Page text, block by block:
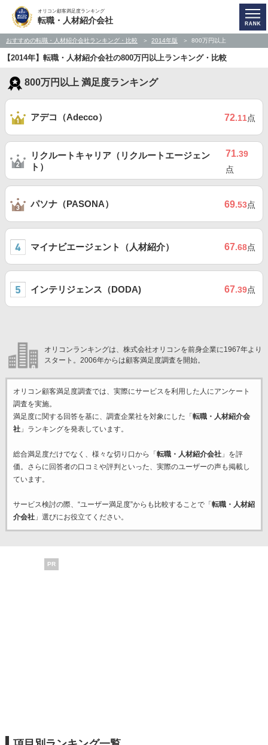
オリコン顧客満足度ランキング
転職・人材紹介会社
おすすめの転職・人材紹介会社ランキング・比較 2014年版 800万円以上
【2014年】転職・人材紹介会社の800万円以上ランキング・比較
800万円以上 満足度ランキング
アデコ（Adecco） 72.11点
リクルートキャリア（リクルートエージェン
ト）
71.39
点
パソナ（PASONA） 69.53点
マイナビエージェント（人材紹介） 67.68点
インテリジェンス（DODA) 67.39点
オリコンランキングは、株式会社オリコンを前身企業に1967年より
スタート。2006年からは顧客満足度調査を開始。
オリコン顧客満足度調査では、実際にサービスを利用した 人にアンケート
調査を実施。
満足度に関する回答を基に、調査企業社を対象にした「 転職・人材紹介会
社」ランキングを発表しています。
総合満足度だけでなく、様々な切り口から「 転職・人材紹介会社」を評
価。さらに回答者の口コミや評判といった、実際のユーザーの声も掲載し
ています。
サービス検討の際、“ユーザー満足度”からも比較することで「 転職・人材紹
介会社」選びにお役立てください。
PR